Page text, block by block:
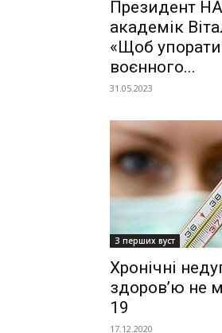
Президент
академік
«Щоб
воєнного...
31.05.2023
З перших вуст
Хронічні
здоров’ю не
19
17.12.2020